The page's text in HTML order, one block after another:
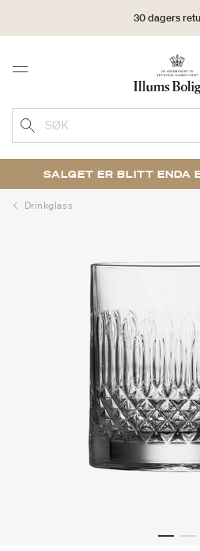
30 dagers
Menu
SØK
SALGET ER BLITT ENDA
Drinkglass